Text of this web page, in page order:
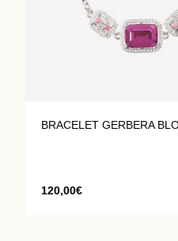
BRACELET GERBERA
120,00€